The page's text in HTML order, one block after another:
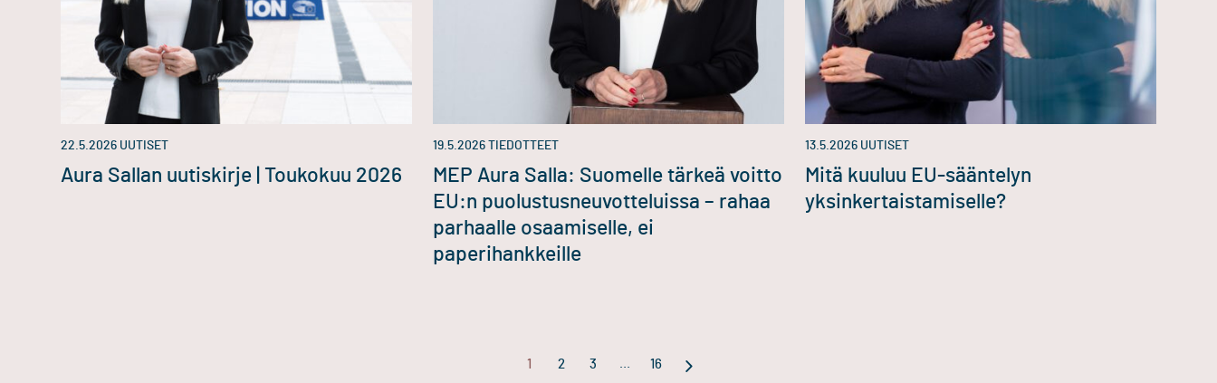
22.5.2026 UUTISET
Aura Sallan uutiskirje | Toukokuu 2026
19.5.2026 TIEDOTTEET
MEP Aura Salla: Suomelle tärkeä voitto
EU:n puolustusneuvotteluissa – rahaa
parhaalle osaamiselle, ei
paperihankkeille
13.5.2026 UUTISET
Mitä kuuluu EU-sääntelyn
yksinkertaistamiselle?
1 2 3 … 16